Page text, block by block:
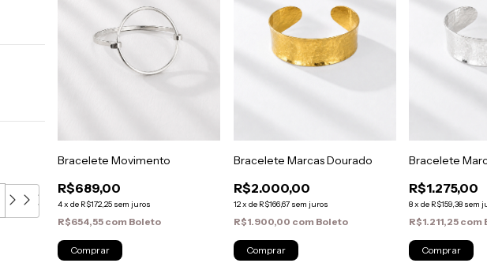
Bracelete Movimento
R$689,00
4xde R$172,25 sem juros
R$654,55 com Boleto
Bracelete Marcas Dourado
R$2.000,00
12x de R$166,67 sem juros
R$1.900,00 com Boleto
Bracelete
R$1.275,00
8xde R$159,38 sem
R$1.211,25 com